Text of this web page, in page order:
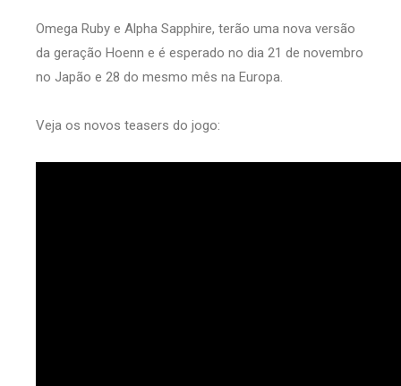
Omega Ruby e Alpha Sapphire, terão uma nova versão
da geração Hoenn e é esperado no dia 21 de novembro
no Japão e 28 do mesmo mês na Europa.
Veja os novos teasers do jogo: